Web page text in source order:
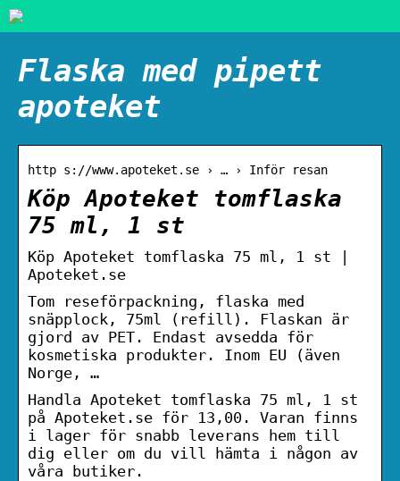
Flaska med pipett
apoteket
http s://www.apoteket.se › … › Inför resan
Köp Apoteket tomflaska
75 ml, 1 st
Köp Apoteket tomflaska 75 ml, 1 st |
Apoteket.se
Tom reseförpackning, flaska med
snäpplock, 75ml (refill). Flaskan är
gjord av PET. Endast avsedda för
kosmetiska produkter. Inom EU (även
Norge, …
Handla Apoteket tomflaska 75 ml, 1 st
på Apoteket.se för 13,00. Varan finns
i lager för snabb leverans hem till
dig eller om du vill hämta i någon av
våra butiker.